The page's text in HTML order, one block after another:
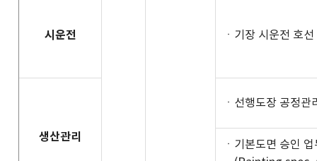
시운전 ㆍ기장 시운전 호
생산관리
ㆍ선행도장 공정관
ㆍ기본도면 승인